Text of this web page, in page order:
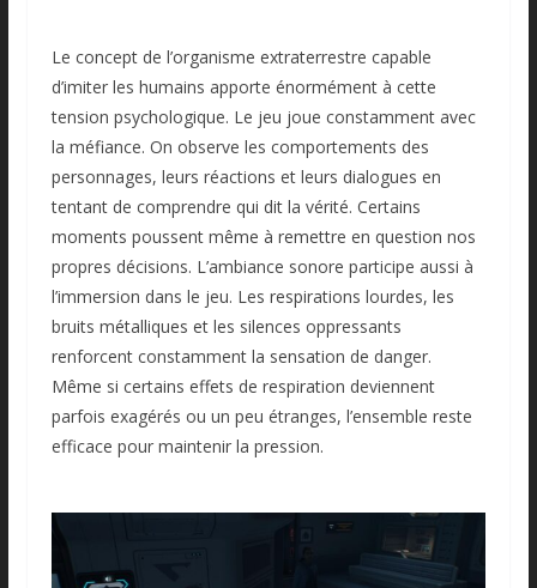
Le concept de l’organisme extraterrestre capable
d’imiter les humains apporte énormément à cette
tension psychologique. Le jeu joue constamment avec
la méfiance. On observe les comportements des
personnages, leurs réactions et leurs dialogues en
tentant de comprendre qui dit la vérité. Certains
moments poussent même à remettre en question nos
propres décisions. L’ambiance sonore participe aussi à
l’immersion dans le jeu. Les respirations lourdes, les
bruits métalliques et les silences oppressants
renforcent constamment la sensation de danger.
Même si certains effets de respiration deviennent
parfois exagérés ou un peu étranges, l’ensemble reste
efficace pour maintenir la pression.